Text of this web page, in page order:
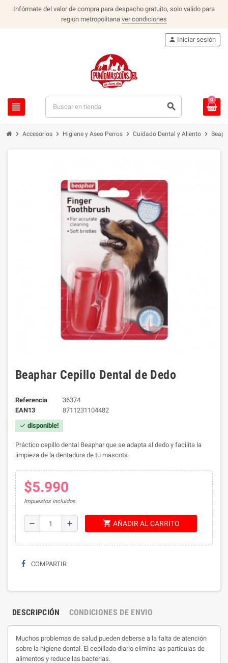
Infórmate del valor de compra para despacho gratuito, solo valido para
region metropolitana ver condiciones
view_headline search
person Iniciar sesión
0
chevron_right Accesorios chevron_right Higiene y Aseo Perros chevron_right Cuidado Dental y Aliento chevron_right
Beaphar Cepillo Dental de Dedo
Referencia
36374
EAN13
8711231104482
check disponible!
Práctico cepillo dental Beaphar que se adapta al dedo y facilita la
limpieza de la dentadura de tu mascota
$5.990
Impuestos incluidos
remove add shopping_cart AÑADIR AL CARRITO
COMPARTIR
DESCRIPCIÓN CONDICIONES DE ENVIO
Muchos problemas de salud pueden deberse a la falta de atención
sobre la higiene dental. El cepillado diario elimina las partículas de
alimentos y reduce las bacterias.